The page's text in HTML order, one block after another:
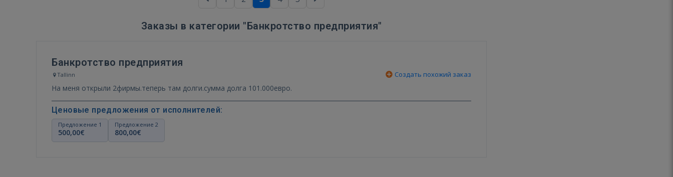
Заказы в категории "Банкротство предприятия"
Банкротство предприятия
Tallinn Создать похожий заказ
На меня открыли 2фирмы.теперь там долги.сумма долга 101.000евро.
Ценовые предложения от исполнителей:
Предложение 1
500,00€
Предложение 2
800,00€